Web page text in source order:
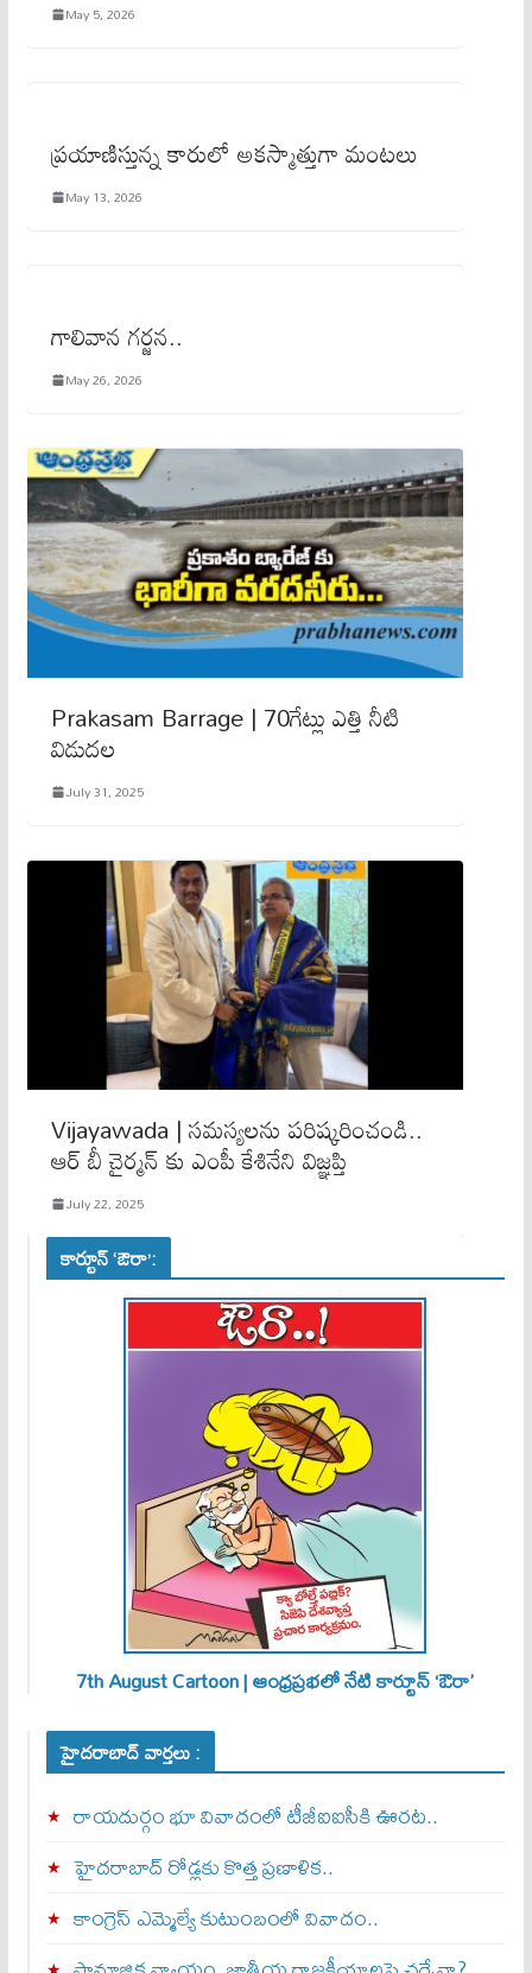
May 5, 2026
ప్రయాణిస్తున్న కారులో అకస్మాత్తుగా మంటలు
May 13, 2026
గాలివాన గర్జన..
May 26, 2026
Prakasam Barrage | 70గేట్లు ఎత్తి నీటి
విడుదల
July 31, 2025
Vijayawada | స‌మ‌స్య‌లను ప‌రిష్కరించండి..
ఆర్ బీ చైర్మ‌న్ కు ఎంపీ కేశినేని విజ్ఞ‌ప్తి
July 22, 2025
కార్టూన్ ‘ఔరా’:
7th August Cartoon | ఆంధ్రప్రభలో నేటి కార్టూన్ ‘ఔరా’
హైదరాబాద్ వార్తలు :
రాయదుర్గం భూ వివాదంలో టీజీఐఐసీకి ఊరట..
హైదరాబాద్ రోడ్లకు కొత్త ప్రణాళిక..
కాంగ్రెస్ ఎమ్మెల్యే కుటుంబంలో వివాదం..